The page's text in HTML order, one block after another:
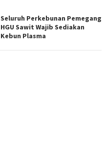
Seluruh Perkebunan Pemegang
HGU Sawit Wajib Sediakan
Kebun Plasma